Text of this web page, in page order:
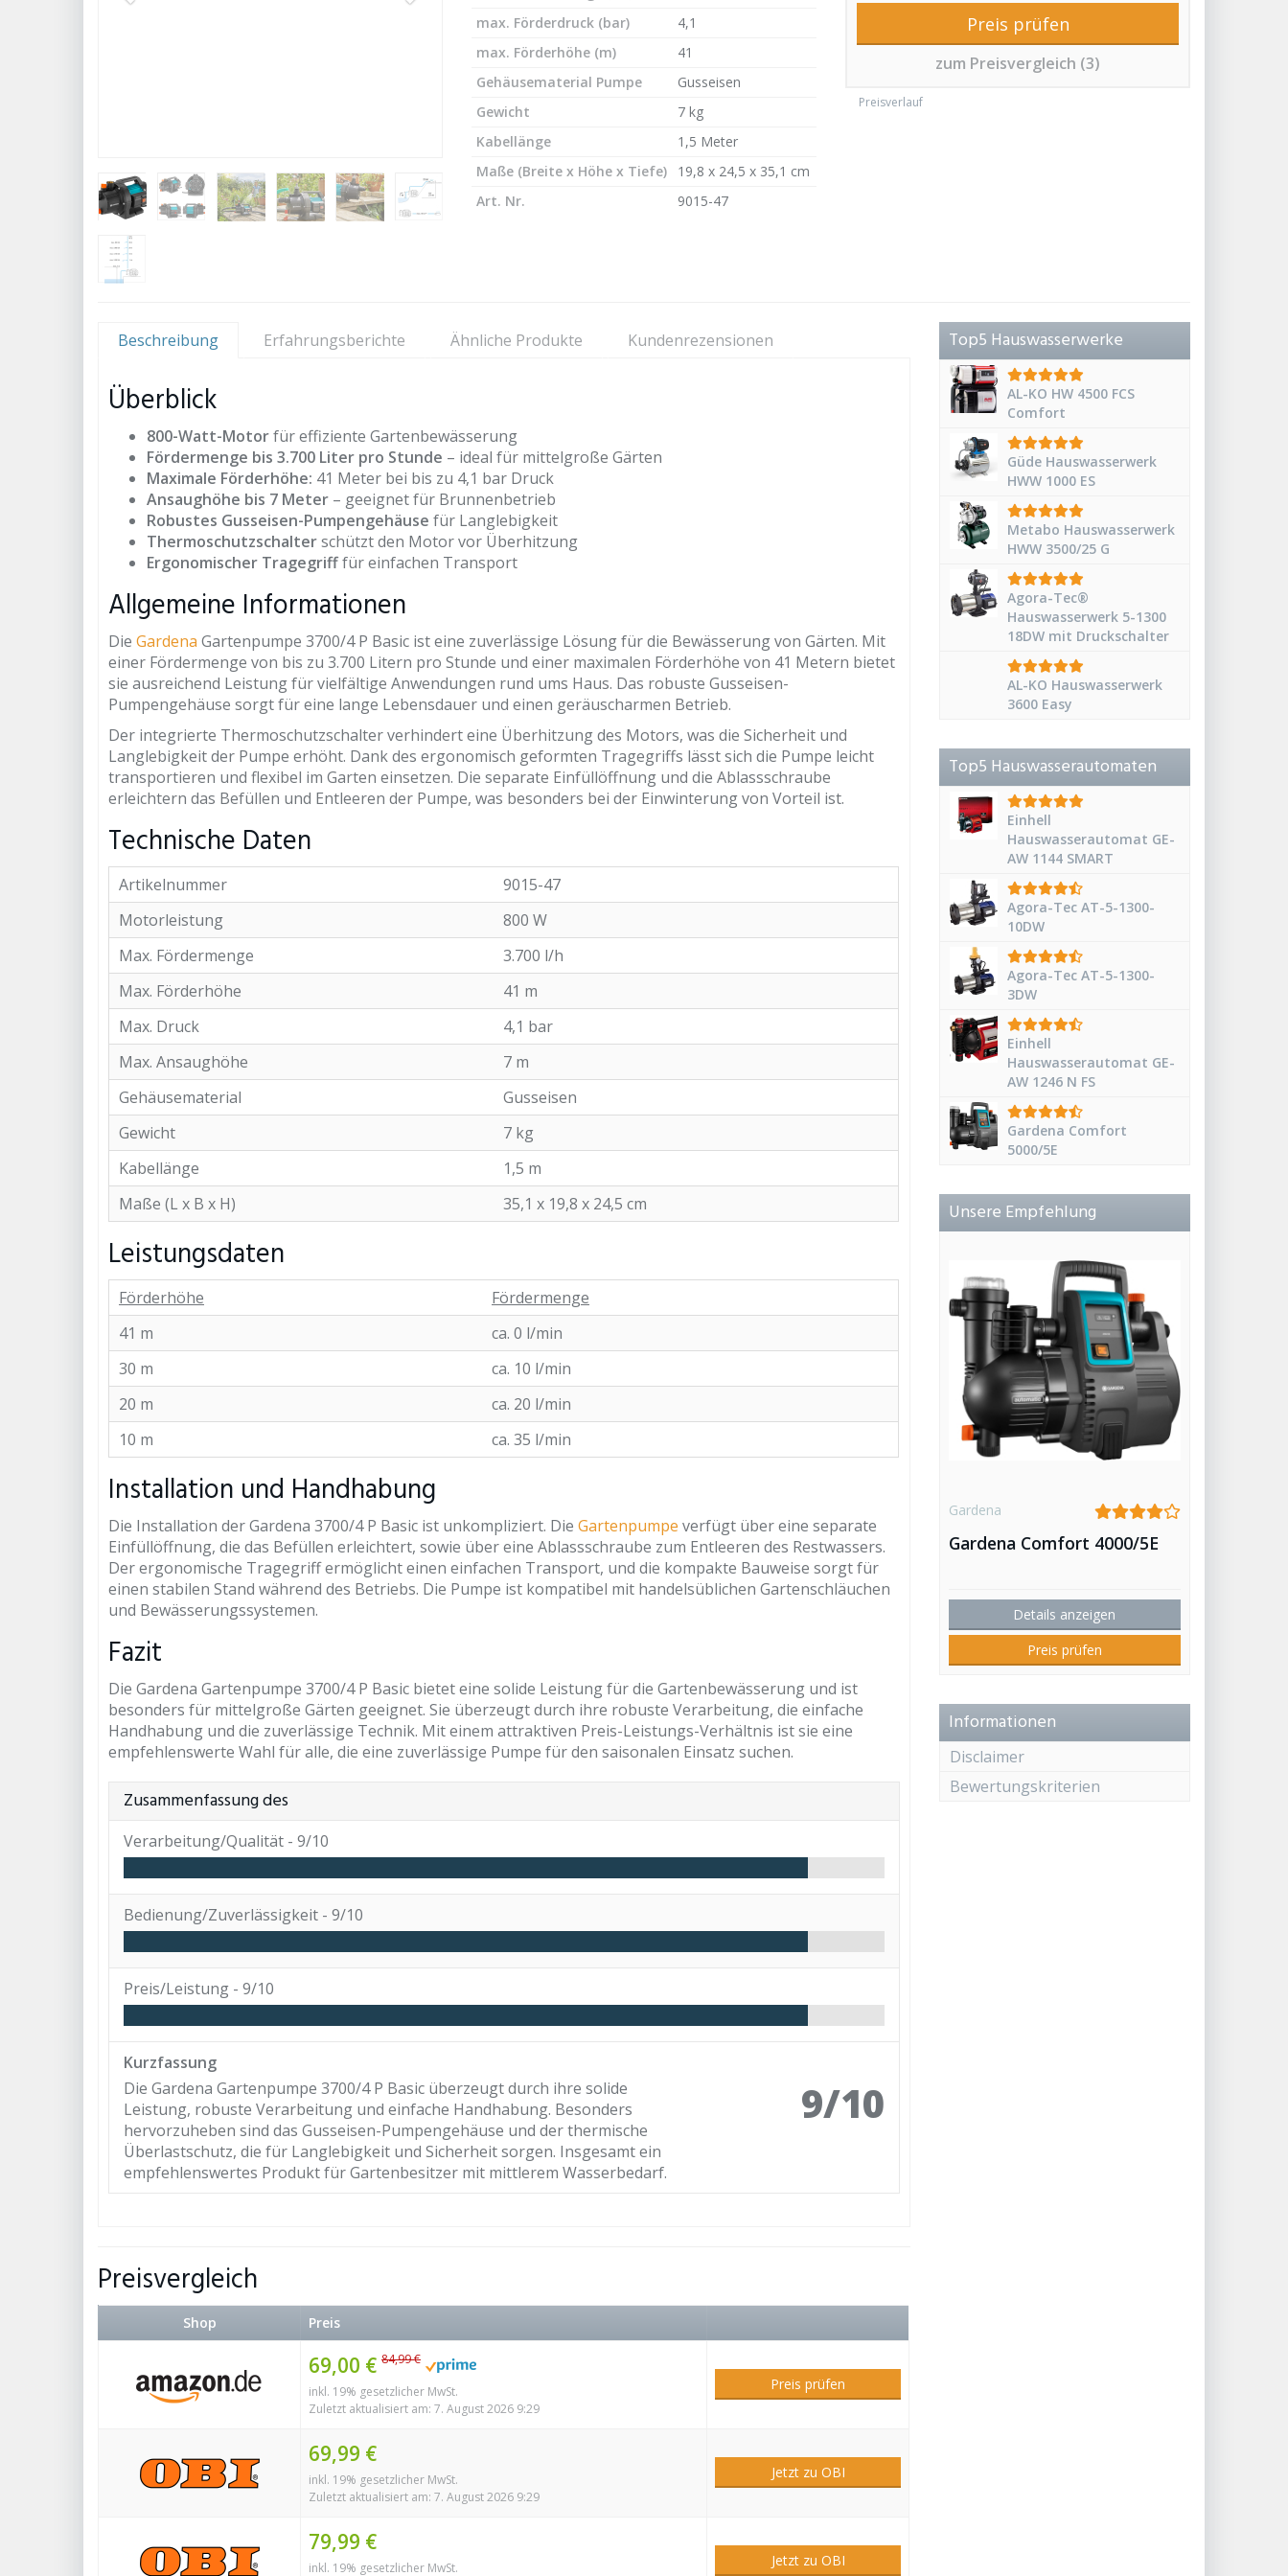
Preis prüfen
zum Preisvergleich (3)
Preisverlauf
max. Förderdruck (bar)
4,1
max. Förderhöhe (m)
41
Gehäusematerial Pumpe
Gusseisen
Gewicht
7 kg
Kabellänge
1,5 Meter
Maße (Breite x Höhe x Tiefe)
19,8 x 24,5 x 35,1 cm
Art. Nr.
9015-47
Beschreibung Erfahrungsberichte Ähnliche Produkte Kundenrezensionen
Überblick
800-Watt-Motorfür effiziente Gartenbewässerung
Fördermenge bis 3.700 Liter pro Stunde – ideal für mittelgroße Gärten
Maximale Förderhöhe: 41 Meter bei bis zu 4,1 bar Druck
Ansaughöhe bis 7 Meter – geeignet für Brunnenbetrieb
Robustes Gusseisen-Pumpengehäuse für Langlebigkeit
Thermoschutzschalterschützt den Motor vor Überhitzung
Ergonomischer Tragegrifffür einfachen Transport
Allgemeine Informationen
Die Gardena Gartenpumpe 3700/4 P Basic ist eine zuverlässige Lösung für die Bewässerung von Gärten. Mit
einer Fördermenge von bis zu 3.700 Litern pro Stunde und einer maximalen Förderhöhe von 41 Metern bietet
sie ausreichend Leistung für vielfältige Anwendungen rund ums Haus. Das robuste Gusseisen-
Pumpengehäuse sorgt für eine lange Lebensdauer und einen geräuscharmen Betrieb.
Der integrierte Thermoschutzschalter verhindert eine Überhitzung des Motors, was die Sicherheit und
Langlebigkeit der Pumpe erhöht. Dank des ergonomisch geformten Tragegriffs lässt sich die Pumpe leicht
transportieren und flexibel im Garten einsetzen. Die separate Einfüllöffnung und die Ablassschraube
erleichtern das Befüllen und Entleeren der Pumpe, was besonders bei der Einwinterung von Vorteil ist.
Technische Daten
Artikelnummer
9015-47
Motorleistung
800 W
Max. Fördermenge
3.700 l/h
Max. Förderhöhe
41 m
Max. Druck
4,1 bar
Max. Ansaughöhe
7 m
Gehäusematerial
Gusseisen
Gewicht
7 kg
Kabellänge
1,5 m
Maße (L x B x H)
35,1 x 19,8 x 24,5 cm
Leistungsdaten
Förderhöhe
Fördermenge
41 m
ca. 0 l/min
30 m
ca. 10 l/min
20 m
ca. 20 l/min
10 m
ca. 35 l/min
Installation und Handhabung
Die Installation der Gardena 3700/4 P Basic ist unkompliziert. Die Gartenpumpe verfügt über eine separate
Einfüllöffnung, die das Befüllen erleichtert, sowie über eine Ablassschraube zum Entleeren des Restwassers.
Der ergonomische Tragegriff ermöglicht einen einfachen Transport, und die kompakte Bauweise sorgt für
einen stabilen Stand während des Betriebs. Die Pumpe ist kompatibel mit handelsüblichen Gartenschläuchen
und Bewässerungssystemen.
Fazit
Die Gardena Gartenpumpe 3700/4 P Basic bietet eine solide Leistung für die Gartenbewässerung und ist
besonders für mittelgroße Gärten geeignet. Sie überzeugt durch ihre robuste Verarbeitung, die einfache
Handhabung und die zuverlässige Technik. Mit einem attraktiven Preis-Leistungs-Verhältnis ist sie eine
empfehlenswerte Wahl für alle, die eine zuverlässige Pumpe für den saisonalen Einsatz suchen.
Zusammenfassung des
Verarbeitung/Qualität - 9/10
Bedienung/Zuverlässigkeit - 9/10
Preis/Leistung - 9/10
Kurzfassung
Die Gardena Gartenpumpe 3700/4 P Basic überzeugt durch ihre solide
Leistung, robuste Verarbeitung und einfache Handhabung. Besonders
hervorzuheben sind das Gusseisen-Pumpengehäuse und der thermische
Überlastschutz, die für Langlebigkeit und Sicherheit sorgen. Insgesamt ein
empfehlenswertes Produkt für Gartenbesitzer mit mittlerem Wasserbedarf.
9/10
Preisvergleich
Shop Preis
69,00 € 84,99 €
inkl. 19% gesetzlicher MwSt.
Zuletzt aktualisiert am: 7. August 2026 9:29
Preis prüfen
69,99 €
inkl. 19% gesetzlicher MwSt.
Zuletzt aktualisiert am: 7. August 2026 9:29
Jetzt zu OBI
79,99 €
inkl. 19% gesetzlicher MwSt. Jetzt zu OBI
Top5 Hauswasserwerke
AL-KO HW 4500 FCS
Comfort
Güde Hauswasserwerk
HWW 1000 ES
Metabo Hauswasserwerk
HWW 3500/25 G
Agora-Tec®
Hauswasserwerk 5-1300
18DW mit Druckschalter
AL-KO Hauswasserwerk
3600 Easy
Top5 Hauswasserautomaten
Einhell
Hauswasserautomat GE-
AW 1144 SMART
Agora-Tec AT-5-1300-
10DW
Agora-Tec AT-5-1300-
3DW
Einhell
Hauswasserautomat GE-
AW 1246 N FS
Gardena Comfort
5000/5E
Unsere Empfehlung
Gardena
Gardena Comfort 4000/5E
Details anzeigen
Preis prüfen
Informationen
Disclaimer
Bewertungskriterien